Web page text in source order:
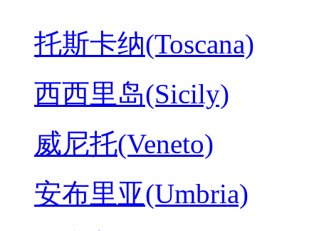
托斯卡纳(Toscana)
西西里岛(Sicily)
威尼托(Veneto)
安布里亚(Umbria)